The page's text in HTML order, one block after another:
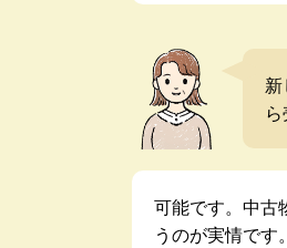
可能です。中古
うのが実情で